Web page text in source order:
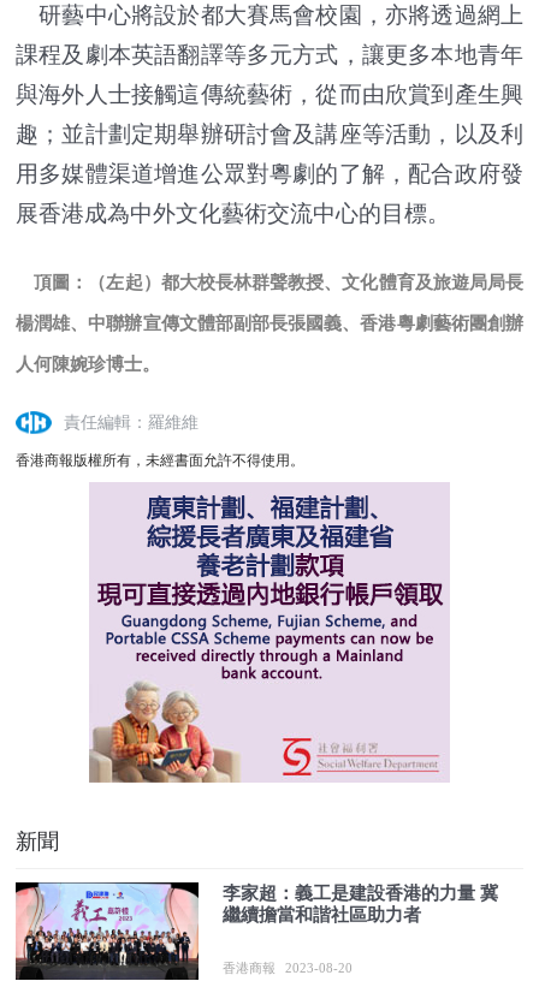
研藝中心將設於都大賽馬會校園，亦將透過網上
課程及劇本英語翻譯等多元方式，讓更多本地青年
與海外人士接觸這傳統藝術，從而由欣賞到產生興
趣；並計劃定期舉辦研討會及講座等活動，以及利
用多媒體渠道增進公眾對粵劇的了解，配合政府發
展香港成為中外文化藝術交流中心的目標。
頂圖：（左起）都大校長林群聲教授、文化體育及旅遊局局長
楊潤雄、中聯辦宣傳文體部副部長張國義、香港粵劇藝術團創辦
人何陳婉珍博士。
責任編輯：羅維維
香港商報版權所有，未經書面允許不得使用。
新聞
李家超：義工是建設香港的力量 冀
繼續擔當和諧社區助力者
香港商報 2023-08-20